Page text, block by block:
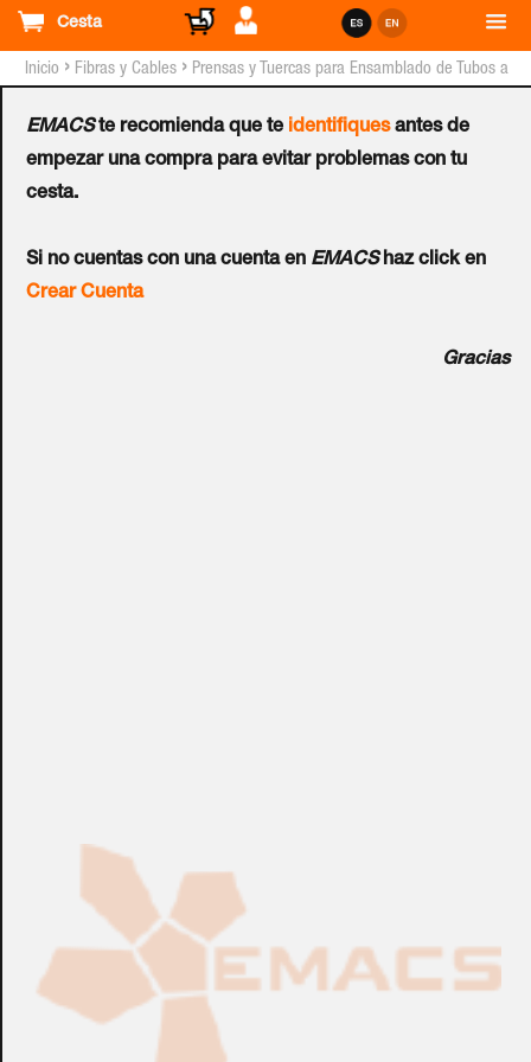
Cesta
EMACSte recomienda que te identifiquesantes de
empezar una compra para evitar problemas con tu
cesta.
Si no cuentas con una cuenta en EMACShaz click en
Crear Cuenta
Gracias
Inicio › Fibras y Cables › Prensas y Tuercas para Ensamblado de Tubos a
Prensaestopas PULSAR®
M-12
Ref.: ML146
Prensaestopas con anillo de cierre en goma blanda NBR